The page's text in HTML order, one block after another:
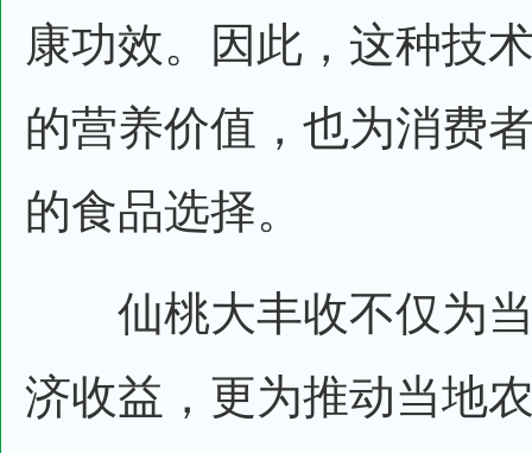
康功效。因此，这种技
的营养价值，也为消费
的食品选择。
仙桃大丰收不仅为当
济收益，更为推动当地